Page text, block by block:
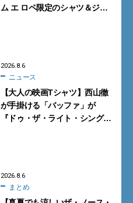
ム エ ロペ限定のシャツ＆ジャ
2026.8.6
ニュース
【大人の映画Tシャツ】西山徹
が手掛ける「バッファ」が
『ドゥ・ザ・ライト・シング』
2026.8.6
まとめ